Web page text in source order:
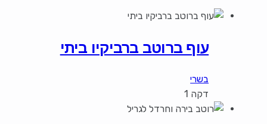
עוף ברוטב ברביקיו ביתי
בשרי
דקה 1